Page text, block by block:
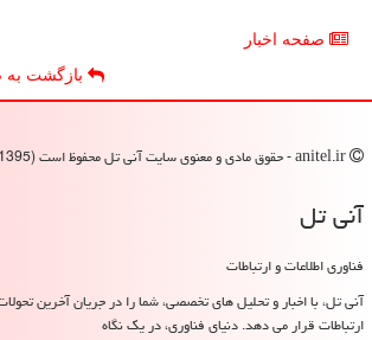
صفحه اخبار
بازگشت
آنی تل
فناوری اطلاعات و ارتباطات
آنی تل، با اخبار و تحلیل های تخصصی، شما را در جریان آخرین
ارتباطات قرار می دهد. دنیای فناوری، در یک نگاه